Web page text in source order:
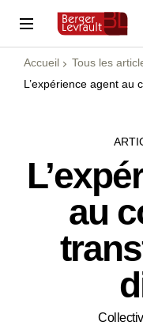
Accueil
Tous les
L’expérience agent
au